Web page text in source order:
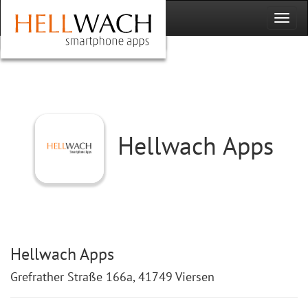
Hellwach Apps
Hellwach Apps
Grefrather Straße 166a, 41749 Viersen